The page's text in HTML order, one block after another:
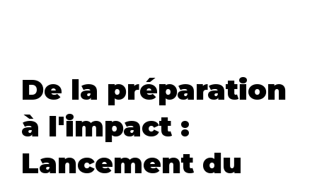
De la préparation
à l'impact :
Lancement du